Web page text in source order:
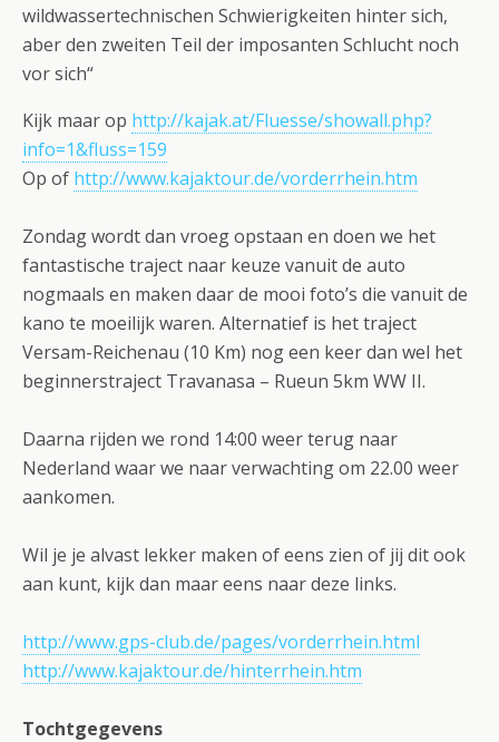
wildwassertechnischen Schwierigkeiten hinter sich,
aber den zweiten Teil der imposanten Schlucht noch
vor sich“
Kijk maar op http://kajak.at/Fluesse/showall.php?
info=1&fluss=159
Op of http://www.kajaktour.de/vorderrhein.htm
Zondag wordt dan vroeg opstaan en doen we het
fantastische traject naar keuze vanuit de auto
nogmaals en maken daar de mooi foto’s die vanuit de
kano te moeilijk waren. Alternatief is het traject
Versam-Reichenau (10 Km) nog een keer dan wel het
beginnerstraject Travanasa – Rueun 5km WW II.
Daarna rijden we rond 14:00 weer terug naar
Nederland waar we naar verwachting om 22.00 weer
aankomen.
Wil je je alvast lekker maken of eens zien of jij dit ook
aan kunt, kijk dan maar eens naar deze links.
http://www.gps-club.de/pages/vorderrhein.html
http://www.kajaktour.de/hinterrhein.htm
Tochtgegevens